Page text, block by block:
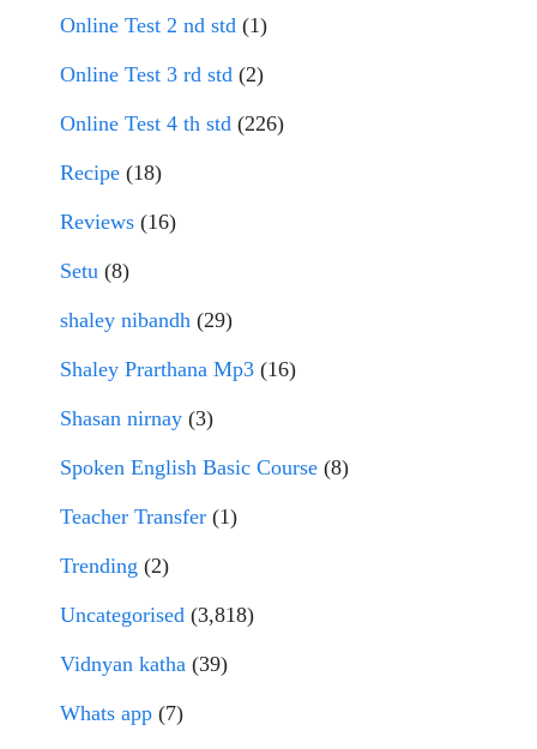
Online Test 2 nd std (1)
Online Test 3 rd std (2)
Online Test 4 th std (226)
Recipe (18)
Reviews (16)
Setu (8)
shaley nibandh (29)
Shaley Prarthana Mp3 (16)
Shasan nirnay (3)
Spoken English Basic Course (8)
Teacher Transfer (1)
Trending (2)
Uncategorised (3,818)
Vidnyan katha (39)
Whats app (7)